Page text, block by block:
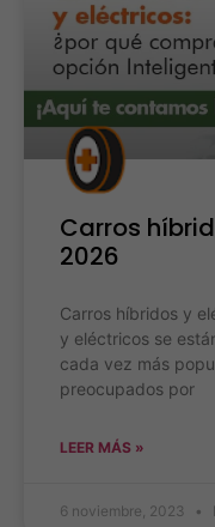
Carros
2026
Carros híbridos y
y eléctricos se
cada vez más
preocupados por
LEER MÁS »
6 noviembre, 2023